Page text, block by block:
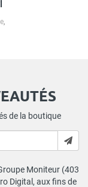
,
de la boutique
Moniteur (403
Digital, aux fins de